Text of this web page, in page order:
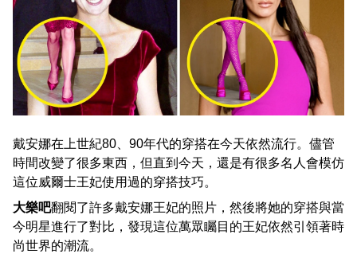
戴安娜在上世紀80、90年代的穿搭在今天依然流行。儘管
時間改變了很多東西，但直到今天，還是有很多名人會模仿
這位威爾士王妃使用過的穿搭技巧。
大樂吧翻閱了許多戴安娜王妃的照片，然後將她的穿搭與當
今明星進行了對比，發現這位萬眾矚目的王妃依然引領著時
尚世界的潮流。